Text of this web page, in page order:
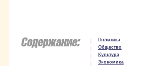
Политика
Общество
Культура
Экономика